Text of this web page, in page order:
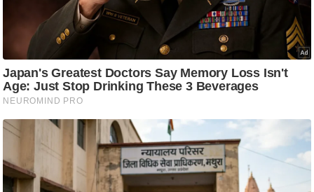
भ
ए
म
आ
.
आ